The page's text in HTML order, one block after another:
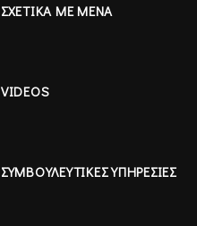
ΣΧΕΤΙΚΑ ΜΕ ΜΕΝΑ
VIDEOS
ΣΥΜΒΟΥΛΕΥΤΙΚΕΣ ΥΠΗΡΕΣΙΕΣ